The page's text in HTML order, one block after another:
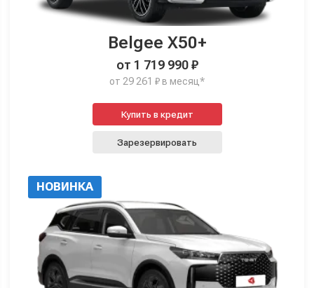
Belgee X50+
от 1 719 990 ₽
от 29 261 ₽ в месяц*
Купить в кредит
Зарезервировать
НОВИНКА